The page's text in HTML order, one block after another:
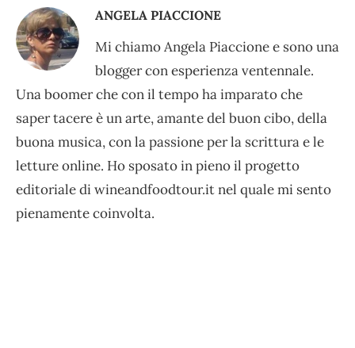
ANGELA PIACCIONE
Mi chiamo Angela Piaccione e sono una
blogger con esperienza ventennale.
Una boomer che con il tempo ha imparato che
saper tacere è un arte, amante del buon cibo, della
buona musica, con la passione per la scrittura e le
letture online. Ho sposato in pieno il progetto
editoriale di wineandfoodtour.it nel quale mi sento
pienamente coinvolta.